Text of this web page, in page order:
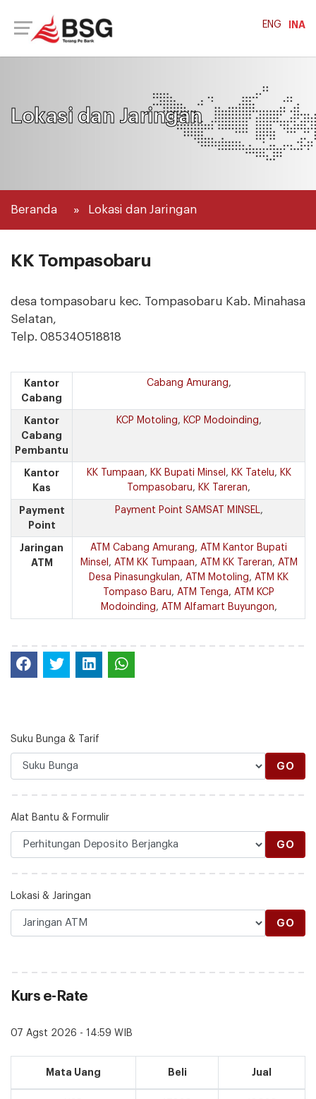
INA
ENG
Lokasi dan Jaringan
Beranda Lokasi dan Jaringan
KK Tompasobaru
desa tompasobaru kec. Tompasobaru Kab. Minahasa
Selatan,
Telp. 085340518818
Kantor
Cabang
Cabang Amurang,
Kantor
Cabang
Pembantu
KCP Motoling, KCP Modoinding,
Kantor
Kas
KK Tumpaan, KK Bupati Minsel , KK Tatelu, KK
Tompasobaru, KK Tareran,
Payment
Point
Payment Point SAMSAT MINSEL,
Jaringan
ATM
ATM Cabang Amurang, ATM Kantor Bupati
Minsel , ATM KK Tumpaan, ATM KK Tareran, ATM
Desa Pinasungkulan, ATM Motoling, ATM KK
Tompaso Baru, ATM Tenga, ATM KCP
Modoinding, ATM Alfamart Buyungon,
Suku Bunga & Tarif
GO
Alat Bantu & Formulir
GO
Lokasi & Jaringan
GO
Kurs e-Rate
07 Agst 2026 - 14:59 WIB
Mata Uang Beli Jual